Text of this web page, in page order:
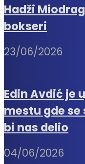
Hadži
bokseri
23/06/2026
Edin Avdić je
mestu gde
bi nas delio
04/06/2026